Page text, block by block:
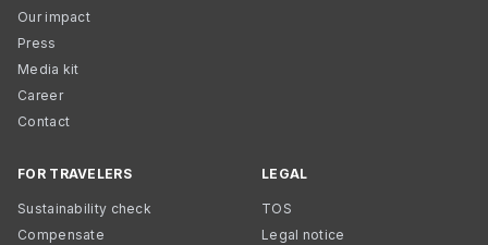
Our impact
Press
Media kit
Career
Contact
FOR TRAVELERS
Sustainability check
Compensate
LEGAL
TOS
Legal notice